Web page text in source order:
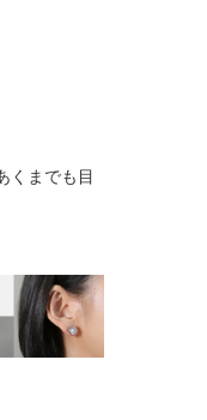
くまでも目